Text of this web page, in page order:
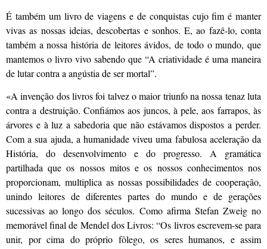
É também um livro de viagens e de conquistas cujo fim é manter
vivas as nossas ideias, descobertas e sonhos. E, ao fazê-lo, conta
também a nossa história de leitores ávidos, de todo o mundo, que
mantemos o livro vivo sabendo que “A criatividade é uma maneira
de lutar contra a angústia de ser mortal”.
«A invenção dos livros foi talvez o maior triunfo na nossa tenaz luta
contra a destruição. Confiámos aos juncos, à pele, aos farrapos, às
árvores e à luz a sabedoria que não estávamos dispostos a perder.
Com a sua ajuda, a humanidade viveu uma fabulosa aceleração da
História, do desenvolvimento e do progresso. A gramática
partilhada que os nossos mitos e os nossos conhecimentos nos
proporcionam, multiplica as nossas possibilidades de cooperação,
unindo leitores de diferentes partes do mundo e de gerações
sucessivas ao longo dos séculos. Como afirma Stefan Zweig no
memorável final de Mendel dos Livros: “Os livros escrevem-se para
unir, por cima do próprio fôlego, os seres humanos, e assim